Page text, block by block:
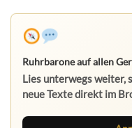
Ruhrbarone auf allen
Lies unterwegs weiter,
neue Texte direkt im